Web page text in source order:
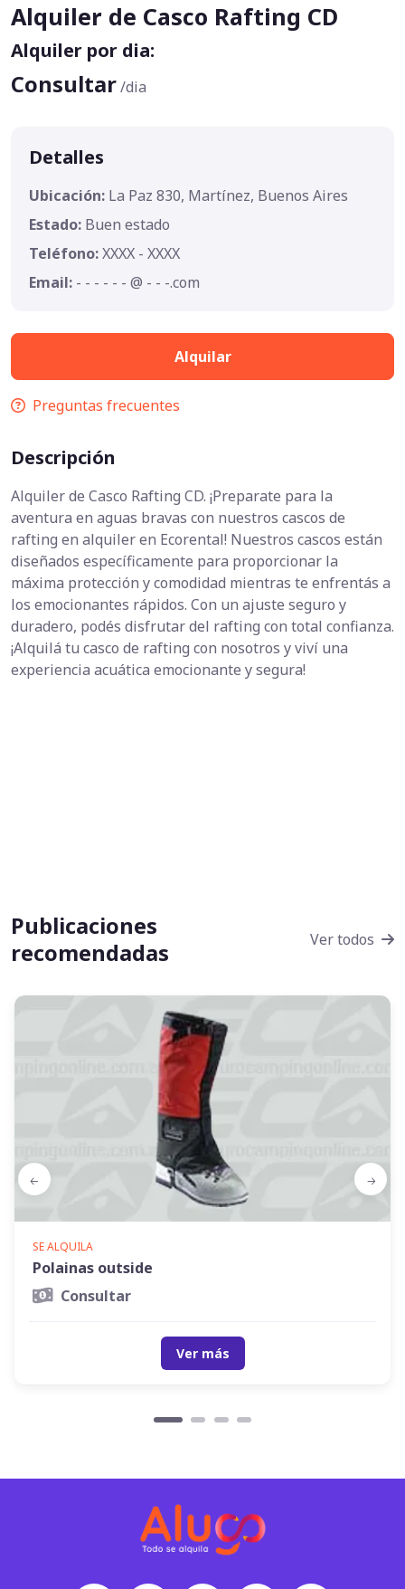
Alquiler de Casco Rafting CD
Alquiler por dia:
Consultar/dia
Detalles
Ubicación: La Paz 830, Martínez, Buenos Aires
Estado: Buen estado
Teléfono:XXXX - XXXX
Email: - - - - - - @ - - -.com
Alquilar
Preguntas frecuentes
Descripción
Alquiler de Casco Rafting CD. ¡Preparate para la
aventura en aguas bravas con nuestros cascos de
rafting en alquiler en Ecorental! Nuestros cascos están
diseñados específicamente para proporcionar la
máxima protección y comodidad mientras te enfrentás a
los emocionantes rápidos. Con un ajuste seguro y
duradero, podés disfrutar del rafting con total confianza.
¡Alquilá tu casco de rafting con nosotros y viví una
experiencia acuática emocionante y segura!
Publicaciones
recomendadas
Ver todos
SE ALQUILA
Polainas outside
Consultar
Ver más